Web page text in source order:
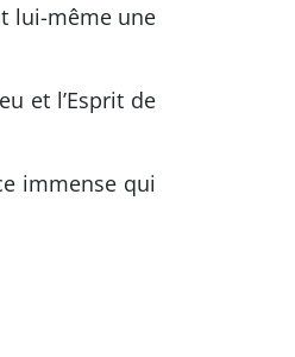
lui-même une
et l’Esprit de
immense qui